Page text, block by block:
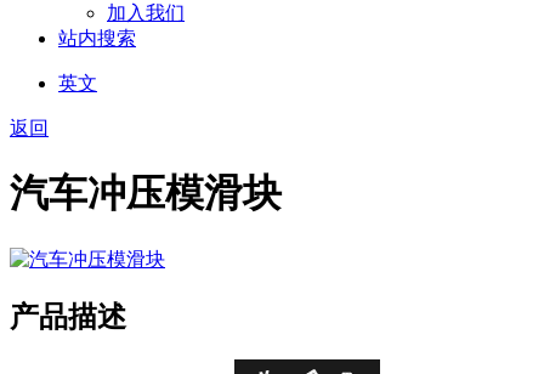
加入我们
站内搜索
英文
返回
汽车冲压模滑块
产品描述